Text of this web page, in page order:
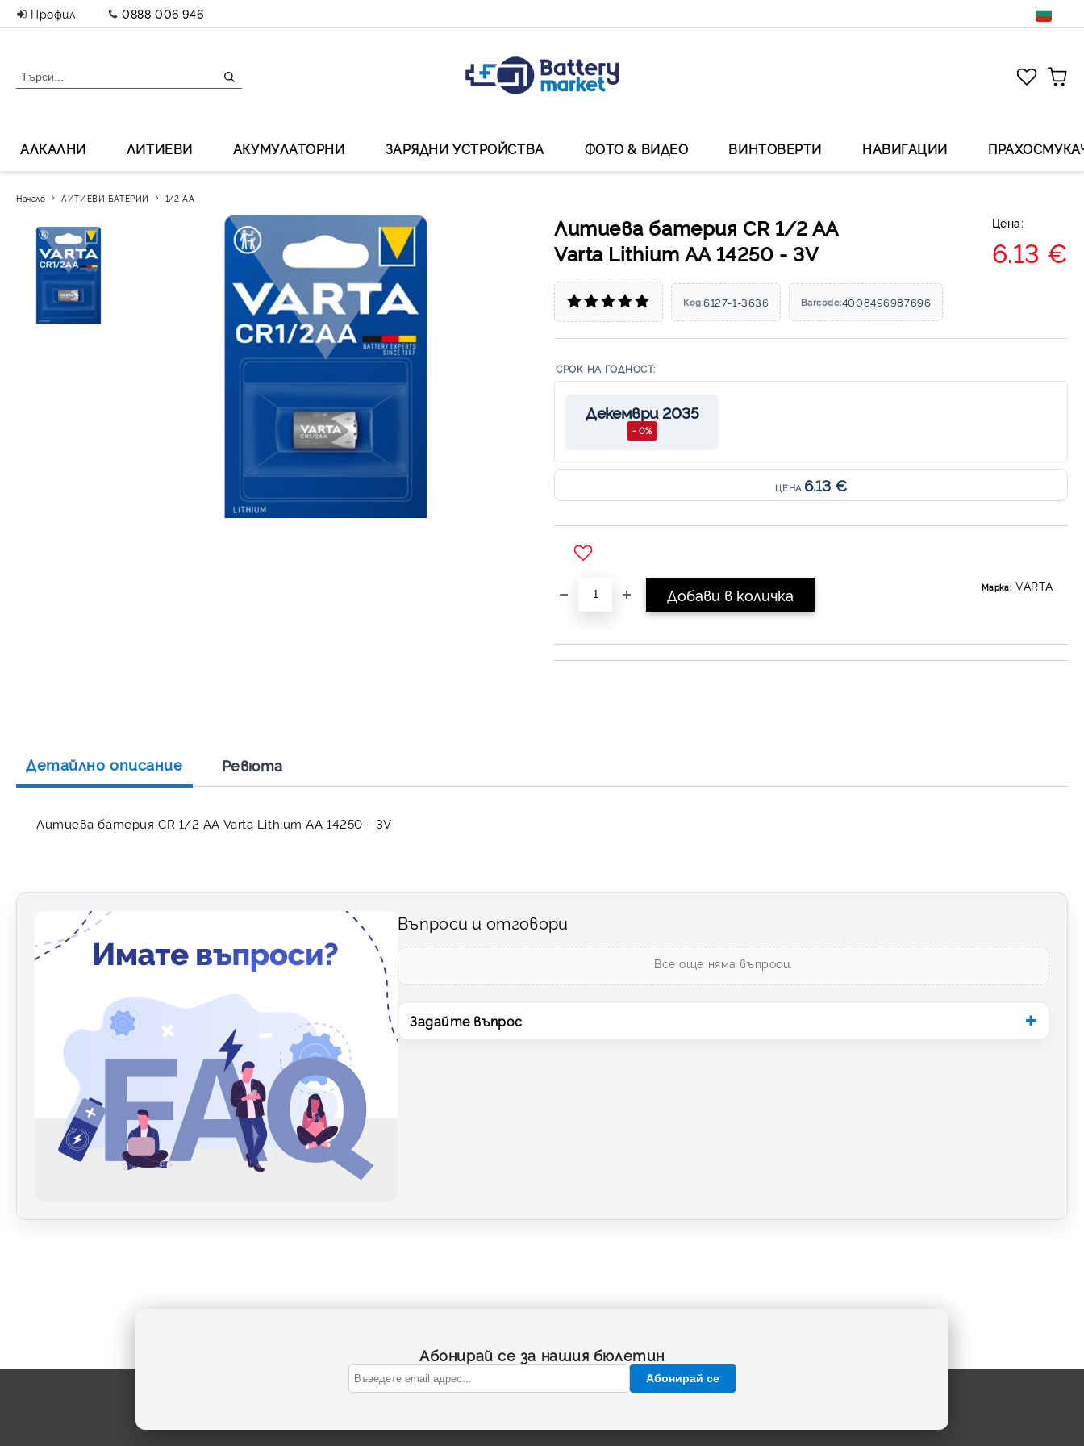
Профил 0888 006 946
АЛКАЛНИ ЛИТИЕВИ АКУМУЛАТОРНИ ЗАРЯДНИ УСТРОЙСТВА ФОТО & ВИДЕО ВИНТОВЕРТИ НАВИГАЦИИ
Начало ЛИТИЕВИ БАТЕРИИ 1/2 AA
Литиева батерия CR 1/2 AA
Varta Lithium АА 14250 - 3V
Цена:
6.13 €
Код:6127-1-3636 Barcode:4008496987696
СРОК НА ГОДНОСТ:
Декември 2035
- 0%
ЦЕНА:6.13 €
Марка: VARTA
Детайлно описание Ревюта
Литиева батерия CR 1/2 AA Varta Lithium АА 14250 - 3V
Въпроси и отговори
Все още няма въпроси.
Задайте въпрос
Абонирай се за нашия бюлетин
Абонирай се